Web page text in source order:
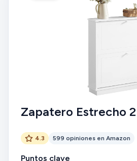
Zapatero Estrecho
4.3 599 opiniones en Amazon
Puntos clave